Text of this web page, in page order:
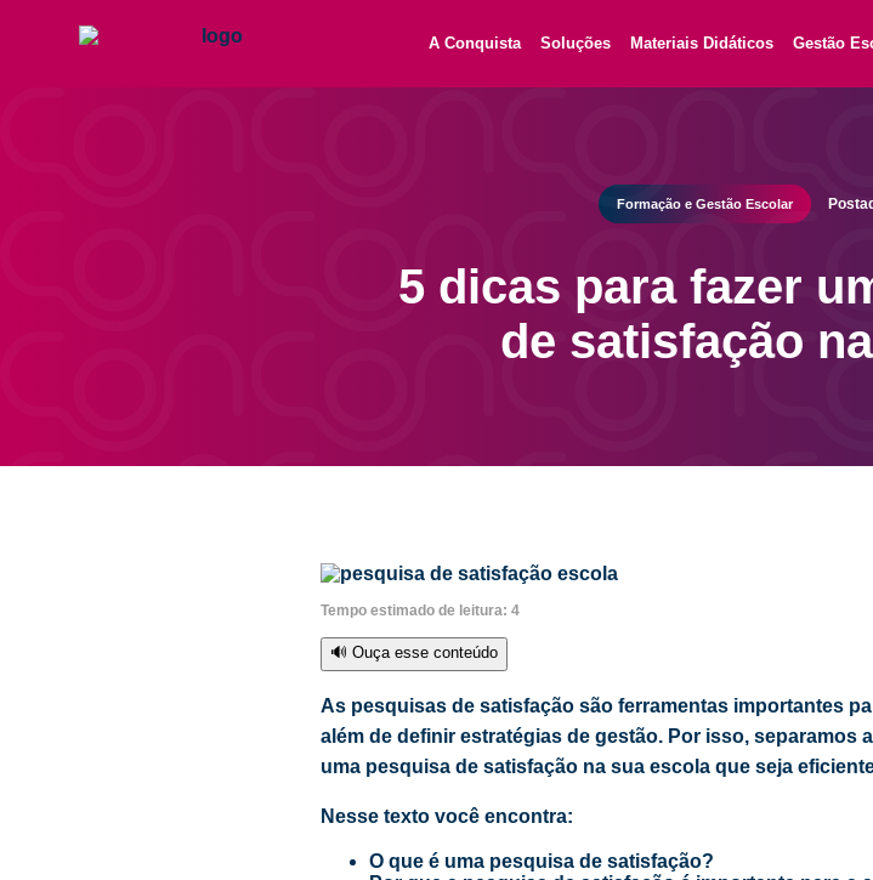
A Conquista Soluções Materiais Didáticos Gestão
Formação e Gestão Escolar
5 dicas para fazer
de satisfação
Tempo estimado de leitura: 4
🔊 Ouça esse conteúdo
As pesquisas de satisfação são ferramentas importantes
além de definir estratégias de gestão. Por isso, separamos
uma pesquisa de satisfação na sua escola que seja
Nesse texto você encontra:
O que é uma pesquisa de satisfação?